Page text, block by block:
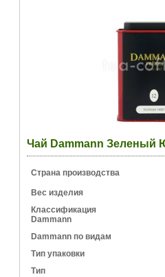
Чай Dammann Зеленый
Страна производства
Вес изделия
Классификация
Dammann
Dammann по видам
Тип упаковки
Тип